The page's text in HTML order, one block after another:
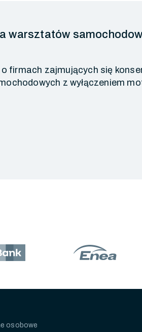
warsztatów
firmach zajmujących się
z wyłączeniem
osobowe